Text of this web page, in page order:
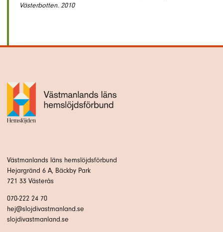
Västerbotten. 2010
Västmanlands läns hemslöjdsförbund
Hejargränd 6 A, Bäckby Park
721 33 Västerås
070-222 24 70
hej@slojdivastmanland.se
slojdivastmanland.se